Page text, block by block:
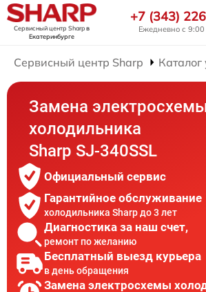
Сервисный центр Sharpв
Екатеринбурге
+7 (343)
Ежедневно с
Сервисный центр Sharp Каталог
Замена
холодильника
Sharp SJ-340SSL
Официальный сервис
Гарантийное обслуживание
холодильника Sharp до 3 лет
Диагностика за наш счет,
ремонт по желанию
Бесплатный выезд курьера
в день обращения
Замена электросхемы